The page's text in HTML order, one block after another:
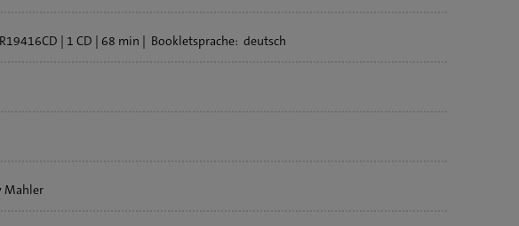
1 CD 68 min Bookletsprache: deutsch
Mahler